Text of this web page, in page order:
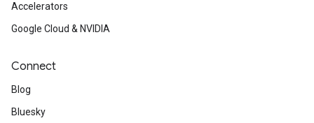
Accelerators
Google Cloud & NVIDIA
Connect
Blog
Bluesky